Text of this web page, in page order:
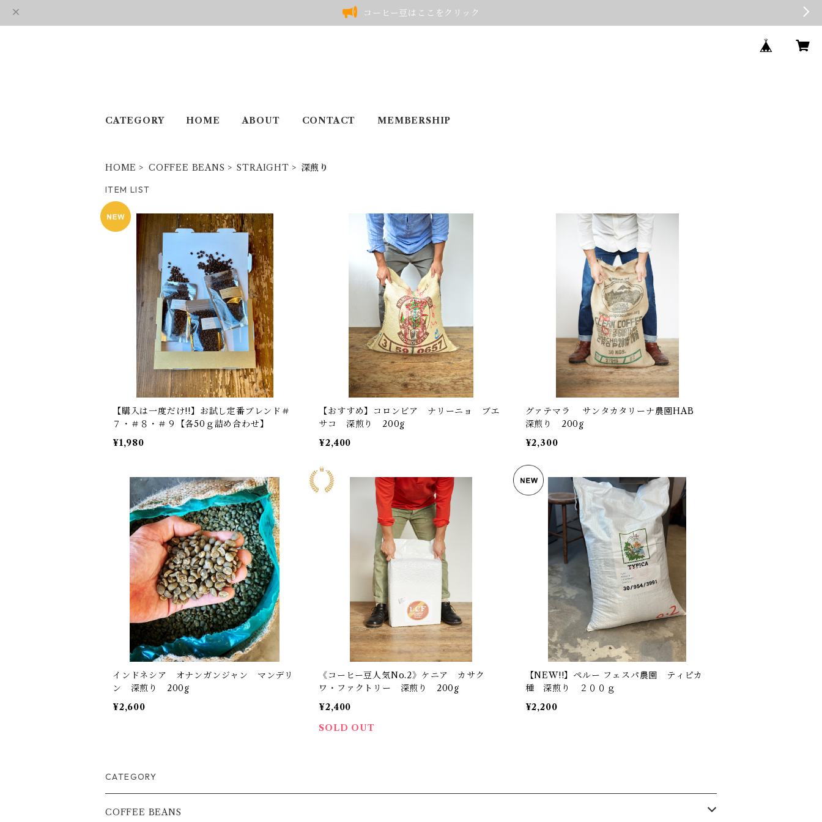
コーヒー豆はここをクリック
CATEGORY HOME ABOUT CONTACT MEMBERSHIP
HOME COFFEE BEANS STRAIGHT
深煎り
ITEM LIST
【購入は一度だけ!!】お試し定番ブレンド＃
７・＃８・＃９【各50ｇ詰め合わせ】
¥1,980
【おすすめ】コロンビア ナリーニョ ブエ
サコ 深煎り 200g
¥2,400
グァテマラ サンタカタリーナ農園HAB
深煎り 200g
¥2,300
インドネシア オナンガンジャン マンデリ
ン 深煎り 200g
¥2,600
《コーヒー豆人気No.2》ケニア カサク
ワ・ファクトリー 深煎り 200g
¥2,400
SOLD OUT
【NEW!!】ペルー フェスパ農園 ティピカ
種 深煎り ２００ｇ
¥2,200
CATEGORY
COFFEE BEANS